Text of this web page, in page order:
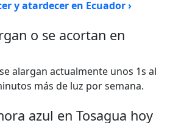
y atardecer en Ecuador ›
o se acortan en
alargan actualmente unos 1s al
más de luz por semana.
azul en Tosagua hoy